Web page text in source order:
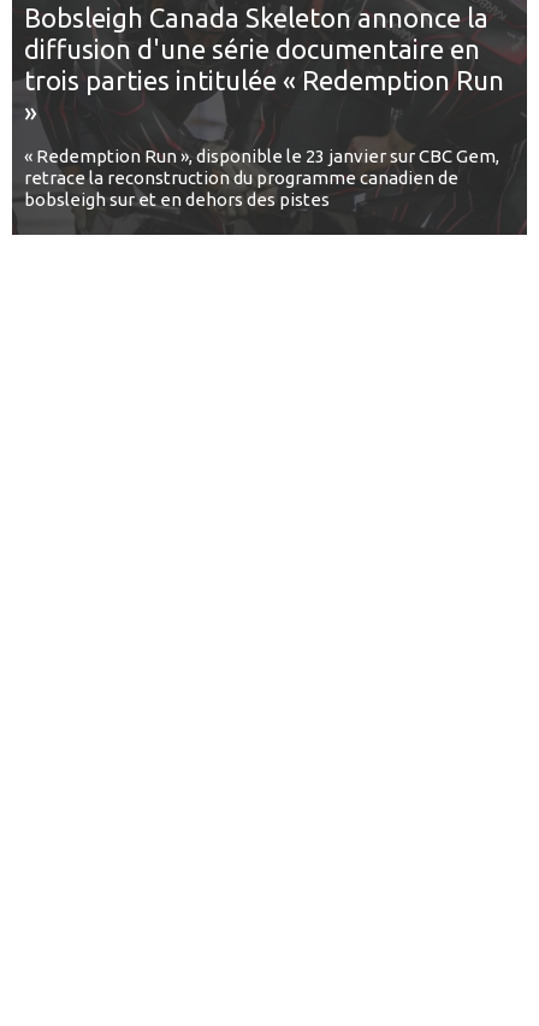
Bobsleigh Canada Skeleton annonce la
diffusion d'une série documentaire en
trois parties intitulée « Redemption Run
»
« Redemption Run », disponible le 23 janvier sur CBC Gem,
retrace la reconstruction du programme canadien de
bobsleigh sur et en dehors des pistes